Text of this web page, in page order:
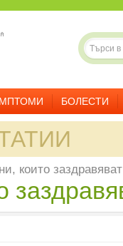
БОЛЕСТИ
които